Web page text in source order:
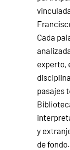
Cada
experto,
pasajes
y
de